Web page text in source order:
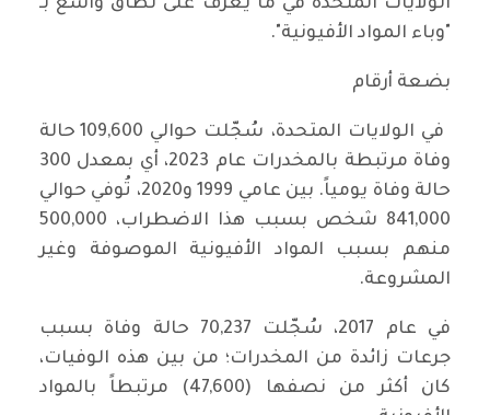
الولايات المتحدة في ما يُعرف على نطاق واسع بـ
"وباء المواد الأفيونية".
بضعة أرقام
في الولايات المتحدة، سُجّلت حوالي 109,600 حالة
وفاة مرتبطة بالمخدرات عام 2023، أي بمعدل 300
حالة وفاة يومياً. بين عامي 1999 و2020، تُوفي حوالي
841,000 شخص بسبب هذا الاضطراب، 500,000
منهم بسبب المواد الأفيونية الموصوفة وغير
المشروعة.
في عام 2017، سُجّلت 70,237 حالة وفاة بسبب
جرعات زائدة من المخدرات؛ من بين هذه الوفيات،
كان أكثر من نصفها (47,600) مرتبطاً بالمواد